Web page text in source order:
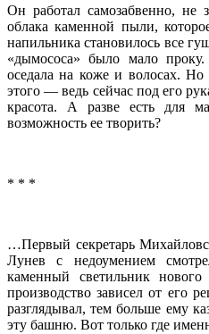
Он работал самозабвенно, не
облака каменной пыли,
напильника становилось все
«дымососа» было мало
оседала на коже и волосах.
этого — ведь сейчас под его
красота. А разве есть для
возможность ее творить?
* * *
…Первый секретарь
Лунев с недоумением
каменный светильник нового
производство зависел от его
разглядывал, тем больше ему
эту башню. Вот только где